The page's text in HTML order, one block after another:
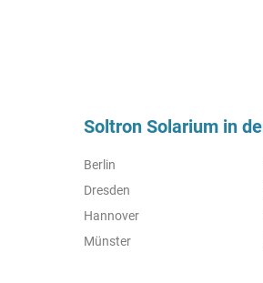
Soltron Solarium in
Berlin
Dresden
Hannover
Münster